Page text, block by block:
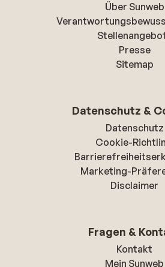
Über Sunweb
Presse
Sitemap
Datenschutz &
Datenschutz
Cookie-
Marketing-
Disclaimer
Fragen &
Kontakt
Mein Sunweb